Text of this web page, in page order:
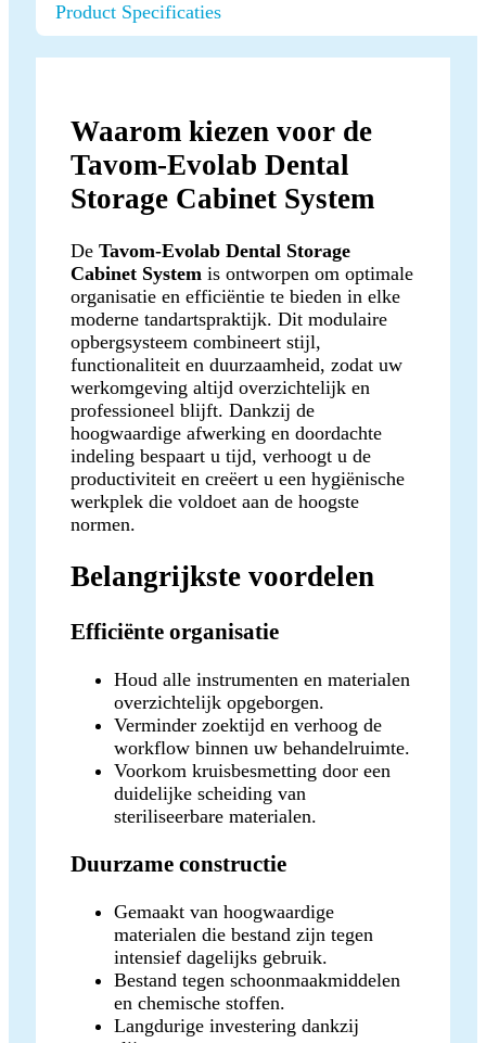
Product Specificaties
Waarom kiezen voor de
Tavom-Evolab Dental
Storage Cabinet System
De Tavom-Evolab Dental Storage
Cabinet System is ontworpen om optimale
organisatie en efficiëntie te bieden in elke
moderne tandartspraktijk. Dit modulaire
opbergsysteem combineert stijl,
functionaliteit en duurzaamheid, zodat uw
werkomgeving altijd overzichtelijk en
professioneel blijft. Dankzij de
hoogwaardige afwerking en doordachte
indeling bespaart u tijd, verhoogt u de
productiviteit en creëert u een hygiënische
werkplek die voldoet aan de hoogste
normen.
Belangrijkste voordelen
Efficiënte organisatie
Houd alle instrumenten en materialen
overzichtelijk opgeborgen.
Verminder zoektijd en verhoog de
workflow binnen uw behandelruimte.
Voorkom kruisbesmetting door een
duidelijke scheiding van
steriliseerbare materialen.
Duurzame constructie
Gemaakt van hoogwaardige
materialen die bestand zijn tegen
intensief dagelijks gebruik.
Bestand tegen schoonmaakmiddelen
en chemische stoffen.
Langdurige investering dankzij